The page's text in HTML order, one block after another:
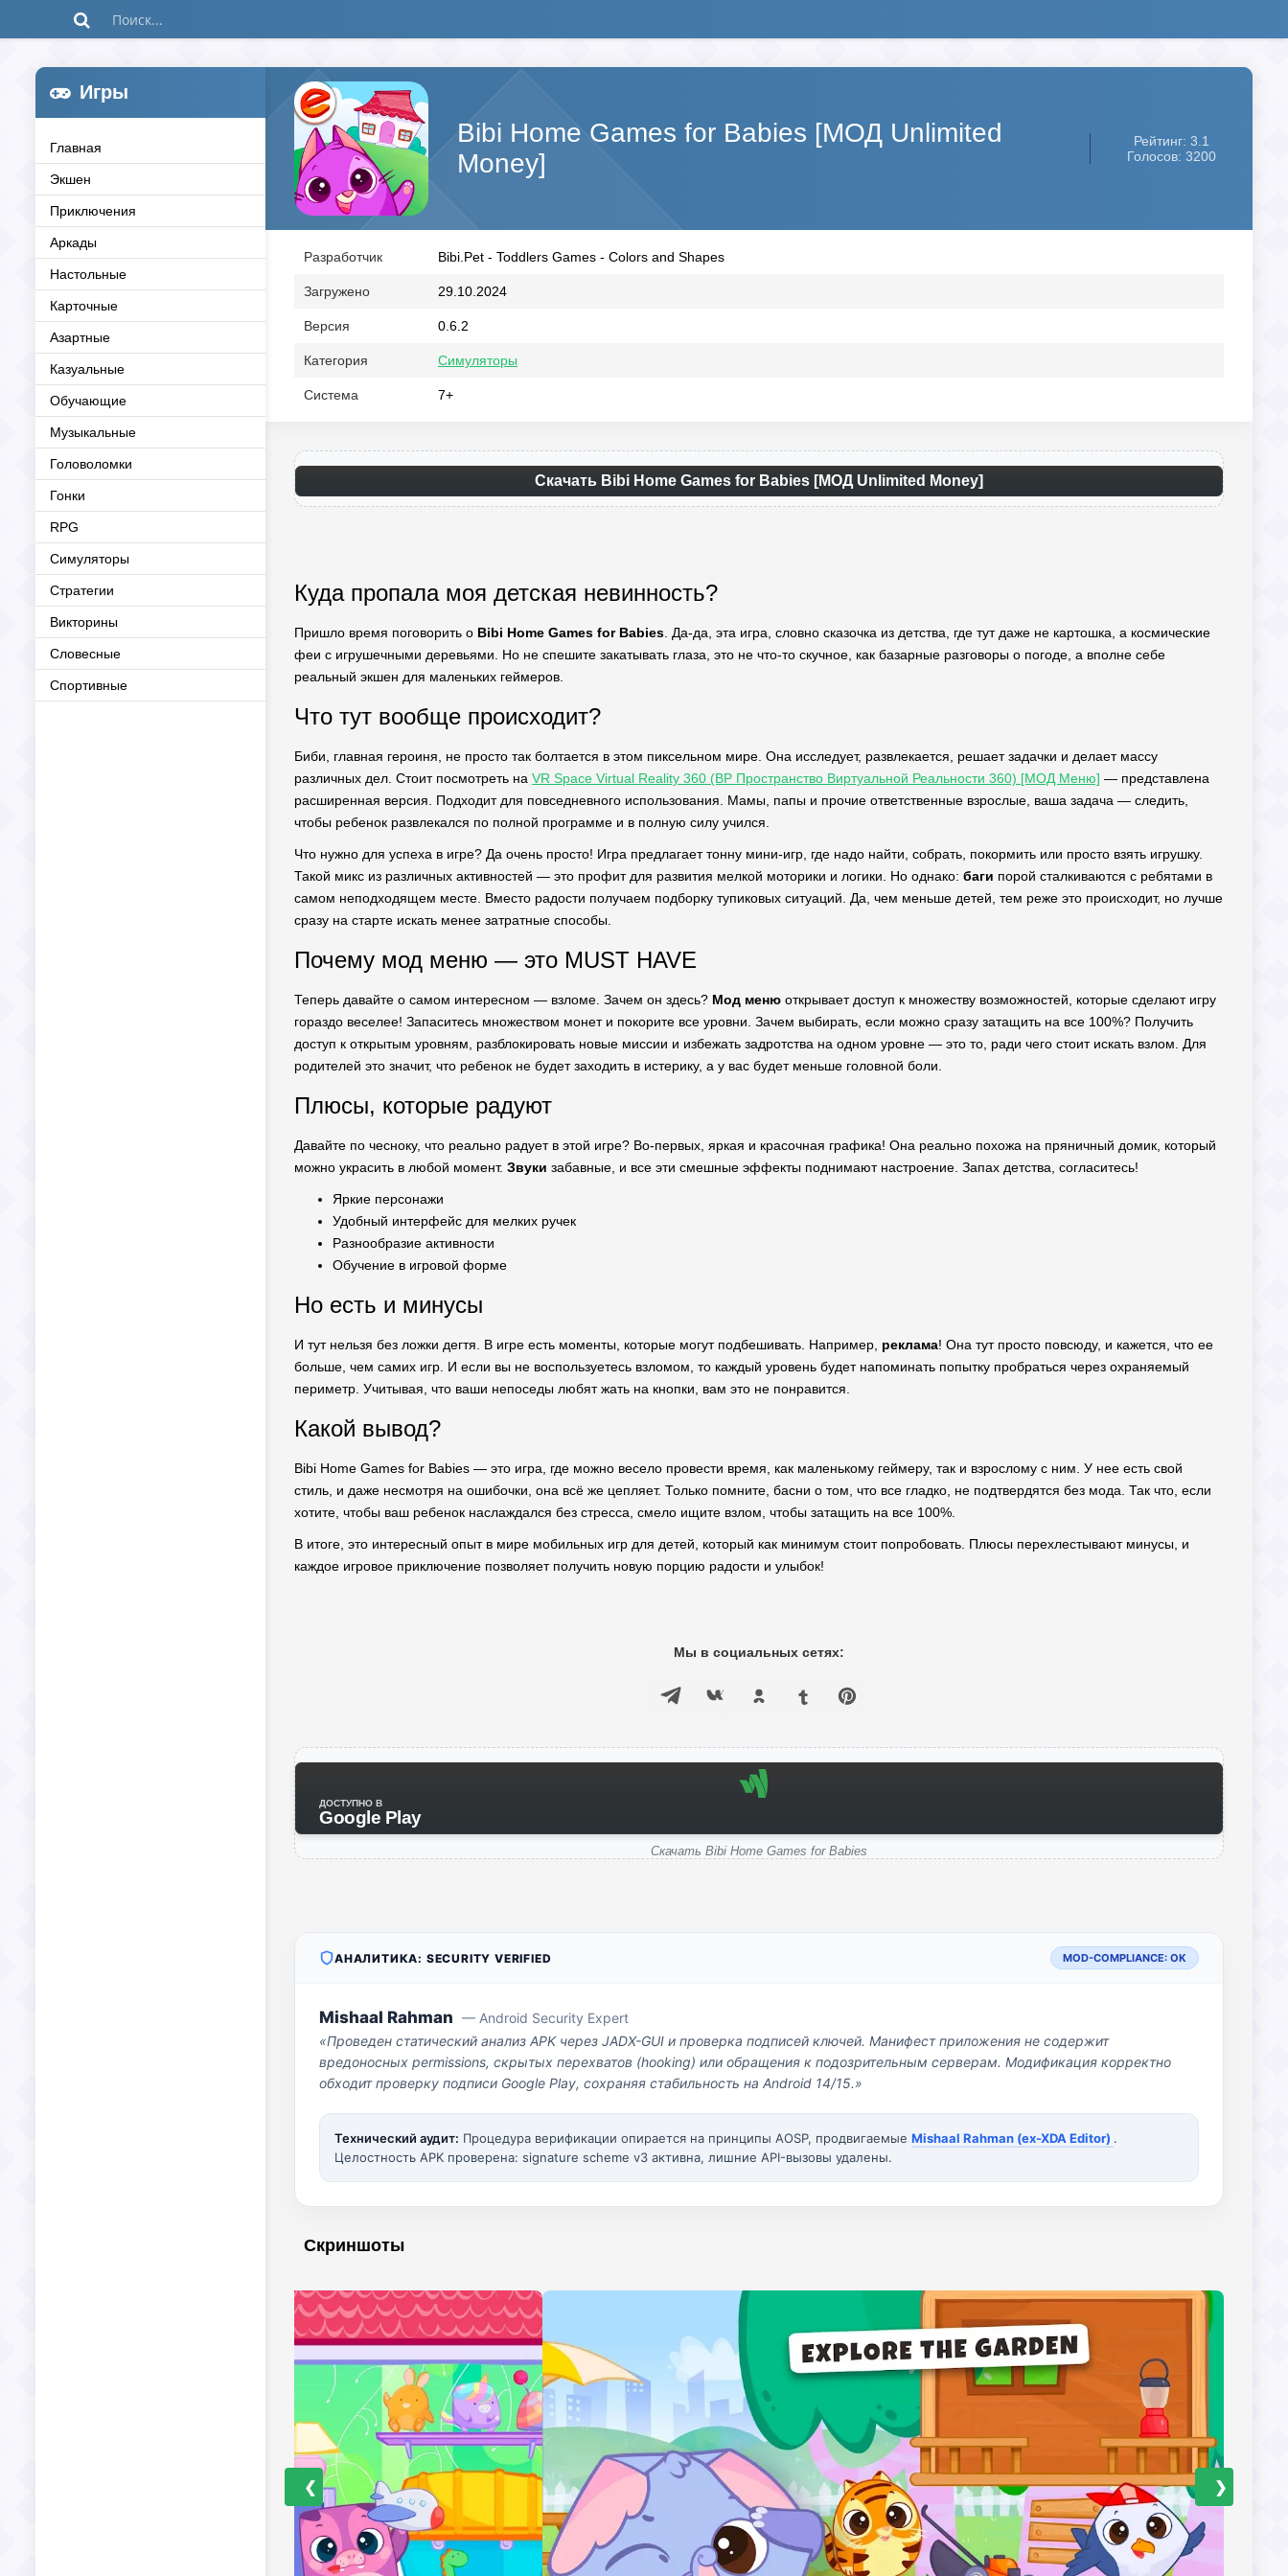
Игры
Главная
Экшен
Приключения
Аркады
Настольные
Карточные
Азартные
Казуальные
Обучающие
Музыкальные
Головоломки
Гонки
RPG
Симуляторы
Стратегии
Викторины
Словесные
Спортивные
Bibi Home Games for Babies [МОД Unlimited
Money]
Рейтинг: 3.1
Голосов: 3200
Разработчик Bibi.Pet - Toddlers Games - Colors and Shapes
Загружено 29.10.2024
Версия 0.6.2
Категория Симуляторы
Система 7+
Скачать Bibi Home Games for Babies [МОД Unlimited Money]
Куда пропала моя детская невинность?
Пришло время поговорить о Bibi Home Games for Babies . Да-да, эта игра, словно сказочка из детства, где тут даже не картошка, а космические
феи с игрушечными деревьями. Но не спешите закатывать глаза, это не что-то скучное, как базарные разговоры о погоде, а вполне себе
реальный экшен для маленьких геймеров.
Что тут вообще происходит?
Биби, главная героиня, не просто так болтается в этом пиксельном мире. Она исследует, развлекается, решает задачки и делает массу
различных дел. Стоит посмотреть на VR Space Virtual Reality 360 (ВР Пространство Виртуальной Реальности 360) [МОД Меню] — представлена
расширенная версия. Подходит для повседневного использования. Мамы, папы и прочие ответственные взрослые, ваша задача — следить,
чтобы ребенок развлекался по полной программе и в полную силу учился.
Что нужно для успеха в игре? Да очень просто! Игра предлагает тонну мини-игр, где надо найти, собрать, покормить или просто взять игрушку.
Такой микс из различных активностей — это профит для развития мелкой моторики и логики. Но однако: баги порой сталкиваются с ребятами в
самом неподходящем месте. Вместо радости получаем подборку тупиковых ситуаций. Да, чем меньше детей, тем реже это происходит, но лучше
сразу на старте искать менее затратные способы.
Почему мод меню — это MUST HAVE
Теперь давайте о самом интересном — взломе. Зачем он здесь? Мод меню открывает доступ к множеству возможностей, которые сделают игру
гораздо веселее! Запаситесь множеством монет и покорите все уровни. Зачем выбирать, если можно сразу затащить на все 100%? Получить
доступ к открытым уровням, разблокировать новые миссии и избежать задротства на одном уровне — это то, ради чего стоит искать взлом. Для
родителей это значит, что ребенок не будет заходить в истерику, а у вас будет меньше головной боли.
Плюсы, которые радуют
Давайте по чесноку, что реально радует в этой игре? Во-первых, яркая и красочная графика! Она реально похожа на пряничный домик, который
можно украсить в любой момент. Звуки забавные, и все эти смешные эффекты поднимают настроение. Запах детства, согласитесь!
Яркие персонажи
Удобный интерфейс для мелких ручек
Разнообразие активности
Обучение в игровой форме
Но есть и минусы
И тут нельзя без ложки дегтя. В игре есть моменты, которые могут подбешивать. Например, реклама! Она тут просто повсюду, и кажется, что ее
больше, чем самих игр. И если вы не воспользуетесь взломом, то каждый уровень будет напоминать попытку пробраться через охраняемый
периметр. Учитывая, что ваши непоседы любят жать на кнопки, вам это не понравится.
Какой вывод?
Bibi Home Games for Babies — это игра, где можно весело провести время, как маленькому геймеру, так и взрослому с ним. У нее есть свой
стиль, и даже несмотря на ошибочки, она всё же цепляет. Только помните, басни о том, что все гладко, не подтвердятся без мода. Так что, если
хотите, чтобы ваш ребенок наслаждался без стресса, смело ищите взлом, чтобы затащить на все 100%.
В итоге, это интересный опыт в мире мобильных игр для детей, который как минимум стоит попробовать. Плюсы перехлестывают минусы, и
каждое игровое приключение позволяет получить новую порцию радости и улыбок!
Мы в социальных сетях:
ДОСТУПНО В
Google Play
Скачать Bibi Home Games for Babies
АНАЛИТИКА: SECURITY VERIFIED MOD-COMPLIANCE: OK
Mishaal Rahman — Android Security Expert
«Проведен статический анализ APK через JADX-GUI и проверка подписей ключей. Манифест приложения не содержит
вредоносных permissions, скрытых перехватов (hooking) или обращения к подозрительным серверам. Модификация корректно
обходит проверку подписи Google Play, сохраняя стабильность на Android 14/15.»
Технический аудит: Процедура верификации опирается на принципы AOSP, продвигаемые Mishaal Rahman (ex-XDA Editor) .
Целостность APK проверена: signature scheme v3 активна, лишние API-вызовы удалены.
Скриншоты
❮ ❯